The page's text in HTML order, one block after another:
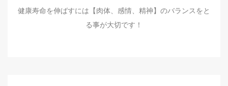
健康寿命を伸ばすには【肉体、感情、精神】のバランスをと
る事が大切です！